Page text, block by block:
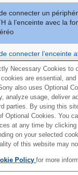
connecter un
à l’enceinte avec la
connecter l’enceinte
pour soirée
une enceinte
pour soirée
sur la
Necessary Cookies to
are essential, and
also uses Optional
analyze usage, deliver
parties. By using this
Optional Cookies. You
at any time by
on your selected
of this website may
Policyfor more